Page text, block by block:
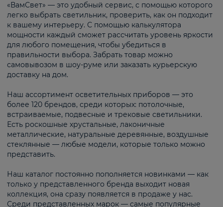
«ВамСвет» — это удобный сервис, с помощью которого
легко выбрать светильник, проверить, как он подходит
к вашему интерьеру. С помощью калькулятора
мощности каждый сможет рассчитать уровень яркости
для любого помещения, чтобы убедиться в
правильности выбора. Забрать товар можно
самовывозом в шоу-руме или заказать курьерскую
доставку на дом.
Наш ассортимент осветительных приборов — это
более 120 брендов, среди которых: потолочные,
встраиваемые, подвесные и трековые светильники.
Есть роскошные хрустальные, лаконичные
металлические, натуральные деревянные, воздушные
стеклянные — любые модели, которые только можно
представить.
Наш каталог постоянно пополняется новинками — как
только у представленного бренда выходит новая
коллекция, она сразу появляется в продаже у нас.
Среди представленных марок — самые популярные